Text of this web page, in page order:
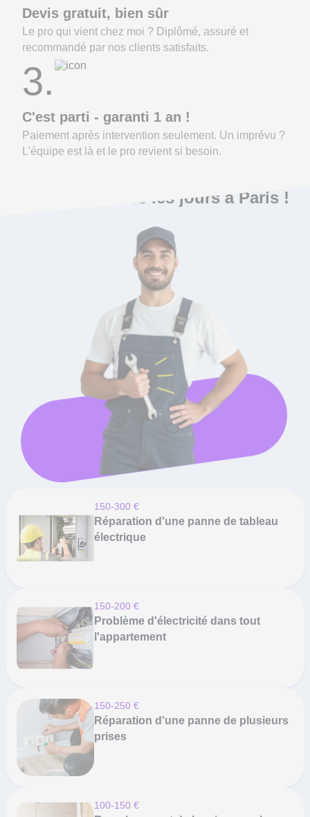
Devis gratuit, bien sûr
Le pro qui vient chez moi ? Diplômé, assuré et
recommandé par nos clients satisfaits.
3.
C'est parti - garanti 1 an !
Paiement après intervention seulement. Un imprévu ?
L'équipe est là et le pro revient si besoin.
On répare ça tous les jours à Paris !
150-300 €
Réparation d'une panne de tableau
électrique
150-200 €
Problème d'électricité dans tout
l'appartement
150-250 €
Réparation d'une panne de plusieurs
prises
100-150 €